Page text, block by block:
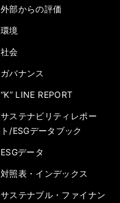
外部からの評価
環境
社会
ガバナンス
“K” LINE REPORT
サステナビリティレポー
ト/ESGデータブック
ESGデータ
対照表・インデックス
サステナブル・ファイナン